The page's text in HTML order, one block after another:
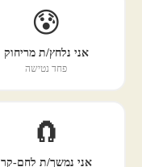
😰
אני נלחץ/ת מריחוק
פחד נטישה
🧲
אני נמשך/ת לחם-קר